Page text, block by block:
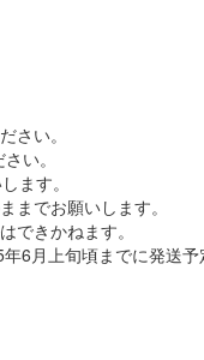
さい。
い。
ます。
までお願いします。
できかねます。
6月上旬頃までに発送